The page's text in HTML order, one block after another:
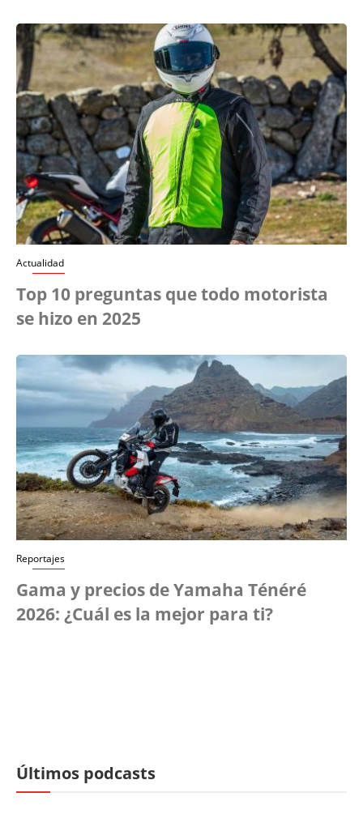
Actualidad
Top 10 preguntas que todo motorista
se hizo en 2025
Reportajes
Gama y precios de Yamaha Ténéré
2026: ¿Cuál es la mejor para ti?
Últimos podcasts